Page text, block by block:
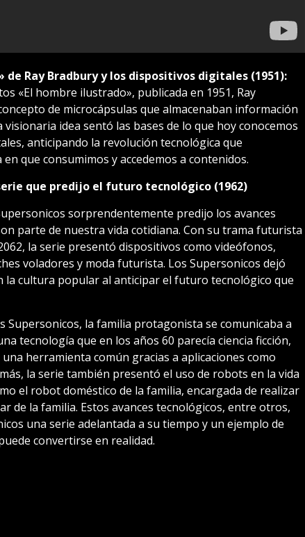
de Ray Bradbury y los dispositivos digitales (1951):
«El hombre ilustrado», publicada en 1951, Ray
de microcápsulas que almacenaban información
idea sentó las bases de lo que hoy conocemos
anticipando la revolución tecnológica que
que consumimos y accedemos a contenidos.
que predijo el futuro tecnológico (1962)
sorprendentemente predijo los avances
parte de nuestra vida cotidiana. Con su trama futurista
la serie presentó dispositivos como videófonos,
voladores y moda futurista. Los Supersonicos dejó
la cultura popular al anticipar el futuro tecnológico que
Supersonicos, la familia protagonista se comunicaba a
tecnología que en los años 60 parecía ciencia ficción,
herramienta común gracias a aplicaciones como
la serie también presentó el uso de robots en la vida
el robot doméstico de la familia, encargada de realizar
de la familia. Estos avances tecnológicos, entre otros,
una serie adelantada a su tiempo y un ejemplo de
convertirse en realidad.